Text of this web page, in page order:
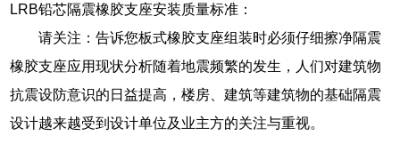
LRB铅芯隔震橡胶支座安装质量标准：
请关注：告诉您板式橡胶支座组装时必须仔细擦净隔震
橡胶支座应用现状分析随着地震频繁的发生，人们对建筑物
抗震设防意识的日益提高，楼房、建筑等建筑物的基础隔震
设计越来越受到设计单位及业主方的关注与重视。